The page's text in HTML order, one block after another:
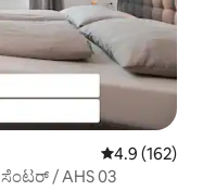
5 ರಲ್ಲಿ 4.9
4.9 (162)
/ AHS 03